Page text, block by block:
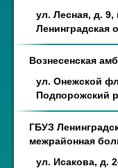
ул. Лесная, д.
Ленинградская
Вознесенская
ул. Онежской
Подпорожский
ГБУЗ
межрайонная
ул. Исакова, д.